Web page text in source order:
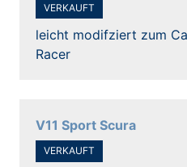
VERKAUFT
leicht modifziert zum
Racer
V11 Sport Scura
VERKAUFT